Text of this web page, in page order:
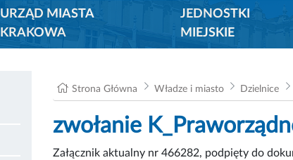
URZĄD MIASTA
KRAKOWA
JEDNOSTKI
MIEJSKIE
Strona Główna Władze i miasto Dzielnice
zwołanie
Załącznik aktualny nr 466282, podpięty do